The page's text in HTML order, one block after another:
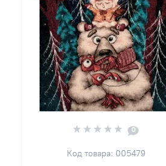
0
Код товара: 005479